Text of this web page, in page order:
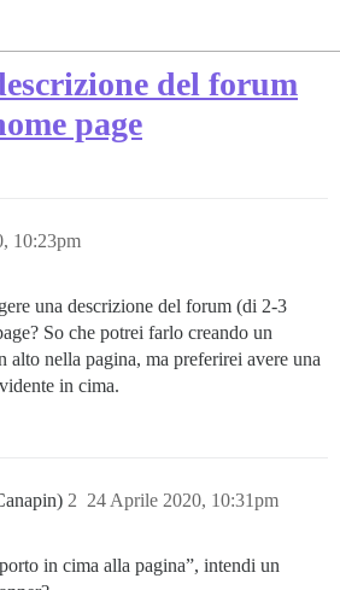
del forum
page
10:23pm
una descrizione del forum (di 2-3
So che potrei farlo creando un
alto nella pagina, ma preferirei avere una
in cima.
24 Aprile 2020, 10:31pm
2
in cima alla pagina”, intendi un